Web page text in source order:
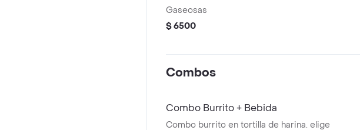
Gaseosas
$ 6500
Combos
Combo Burrito + Bebida
Combo burrito en tortilla de harina. elige